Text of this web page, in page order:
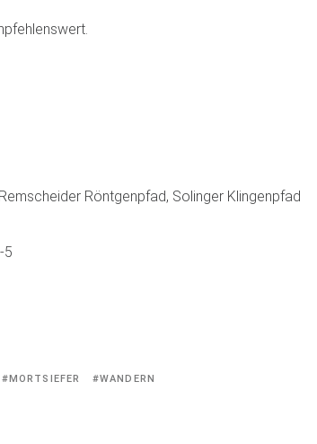
Röntgenpfad, Solinger Klingenpfad
5
MORTSIEFER WANDERN